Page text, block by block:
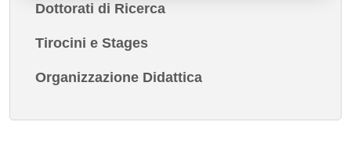
Dottorati di Ricerca
Tirocini e Stages
Organizzazione Didattica